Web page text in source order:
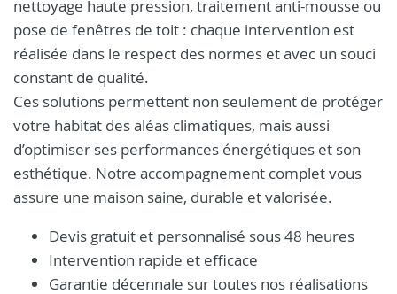
nettoyage haute pression, traitement anti-mousse ou
pose de fenêtres de toit : chaque intervention est
réalisée dans le respect des normes et avec un souci
constant de qualité.
Ces solutions permettent non seulement de protéger
votre habitat des aléas climatiques, mais aussi
d’optimiser ses performances énergétiques et son
esthétique. Notre accompagnement complet vous
assure une maison saine, durable et valorisée.
Devis gratuit et personnalisé sous 48 heures
Intervention rapide et efficace
Garantie décennale sur toutes nos réalisations